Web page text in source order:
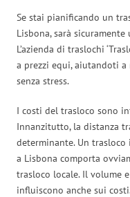
Se stai pianificando un
Lisbona, sarà
L’azienda di traslochi
a prezzi equi, aiutandoti a
senza stress.
I costi del trasloco sono
Innanzitutto, la distanza
determinante. Un
a Lisbona comporta
trasloco locale. Il volume
influiscono anche sui